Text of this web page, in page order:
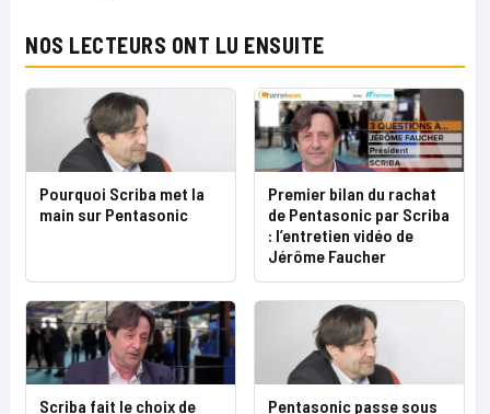
NOS LECTEURS ONT LU ENSUITE
Pourquoi Scriba met la
main sur Pentasonic
Premier bilan du rachat
de Pentasonic par Scriba
: l’entretien vidéo de
Jérôme Faucher
Scriba fait le choix de Pentasonic passe sous